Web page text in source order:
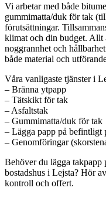
Vi arbetar med både
gummimatta/duk för tak
förutsättningar.
klimat och din budget. Allt
noggrannhet och
både material och
Våra vanligaste tjänster i
– Bränna ytpapp
– Tätskikt för tak
– Asfaltstak
– Gummimatta/duk för tak
– Lägga papp på befintligt
– Genomföringar
Behöver du lägga takpapp
bostadshus i Lejsta? Hör
kontroll och offert.